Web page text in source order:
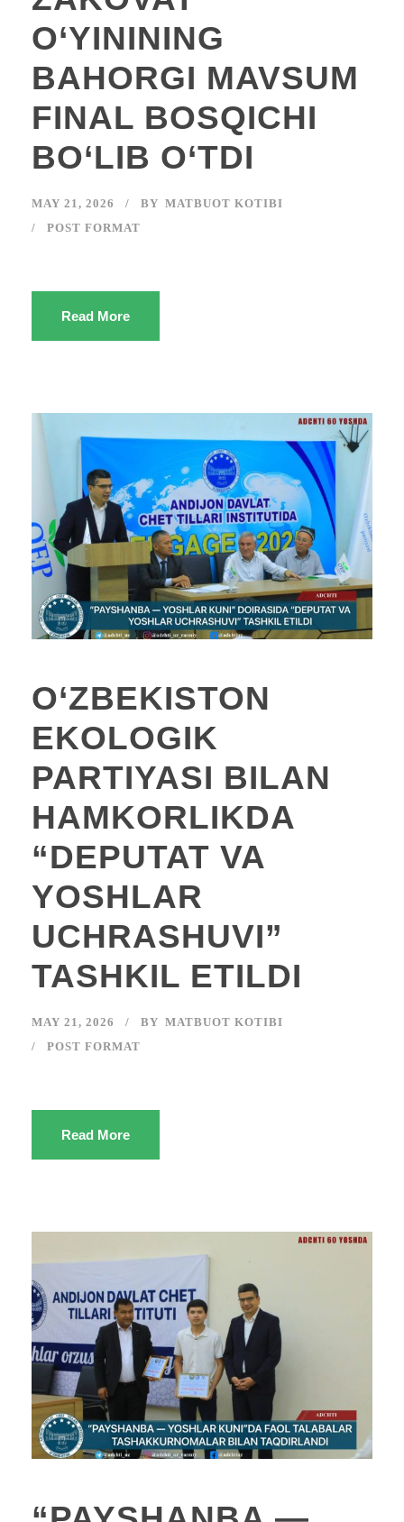
O‘YININING
BAHORGI MAVSUM
FINAL BOSQICHI
BO‘LIB O‘TDI
MAY 21, 2026 BY MATBUOT KOTIBI
POST FORMAT
Read More
O‘ZBEKISTON
EKOLOGIK
PARTIYASI BILAN
HAMKORLIKDA
“DEPUTAT VA
YOSHLAR
UCHRASHUVI”
TASHKIL ETILDI
MAY 21, 2026 BY MATBUOT KOTIBI
POST FORMAT
Read More